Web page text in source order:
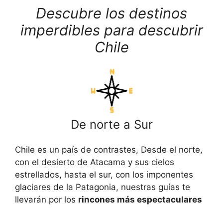
Descubre los destinos
imperdibles para descubrir
Chile
De norte a Sur
Chile es un país de contrastes, Desde el norte,
con el desierto de Atacama y sus cielos
estrellados, hasta el sur, con los imponentes
glaciares de la Patagonia, nuestras guías te
llevarán por los rincones más espectaculares